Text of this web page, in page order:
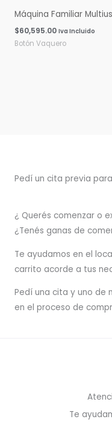
Máquina Familiar
$60,595.00 Iva Incluido
Botón Vaquero
Pedí un cita previa
¿ Querés comenzar o
¿Tenés ganas de
Te ayudamos en el
carrito acorde a tus
Pedí una cita y uno de
en el proceso de
Te